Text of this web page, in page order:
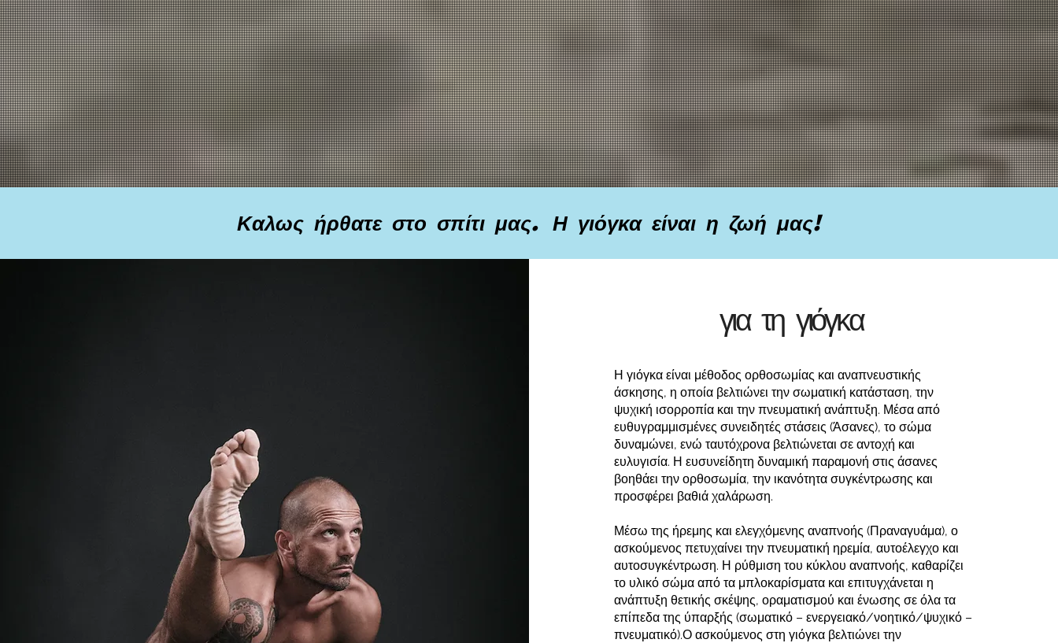
Καλως ήρθατε στο σπίτι μας. Η γιόγκα είναι η ζωή μας!
για τη γιόγκα
Η γιόγκα είναι μέθοδος ορθοσωμίας και αναπνευστικής
άσκησης, η οποία βελτιώνει την σωματική κατάσταση, την
ψυχική ισορροπία και την πνευματική ανάπτυξη. Μέσα από
ευθυγραμμισμένες συνειδητές στάσεις (Άσανες), το σώμα
δυναμώνει, ενώ ταυτόχρονα βελτιώνεται σε αντοχή και
ευλυγισία. Η ευσυνείδητη δυναμική παραμονή στις άσανες
βοηθάει την ορθοσωμία, την ικανότητα συγκέντρωσης και
προσφέρει βαθιά χαλάρωση.
Μέσω της ήρεμης και ελεγχόμενης αναπνοής (Πραναγυάμα), ο
ασκούμενος πετυχαίνει την πνευματική ηρεμία, αυτοέλεγχο και
αυτοσυγκέντρωση. Η ρύθμιση του κύκλου αναπνοής, καθαρίζει
το υλικό σώμα από τα μπλοκαρίσματα και επιτυγχάνεται η
ανάπτυξη θετικής σκέψης, οραματισμού και ένωσης σε όλα τα
επίπεδα της ύπαρξής (σωματικό – ενεργειακό/νοητικό/ψυχικό –
πνευματικό).Ο ασκούμενος στη γιόγκα βελτιώνει την